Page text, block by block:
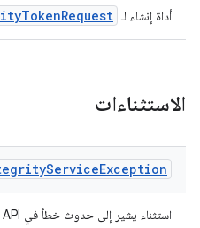
أداة إنشاء لـ
الاستثناءات
ServiceException
استثناء يشير إلى حدوث خطأ في Integrity API.